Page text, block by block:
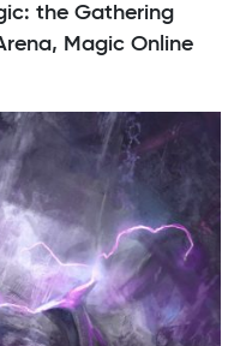
the Gathering
Magic Online